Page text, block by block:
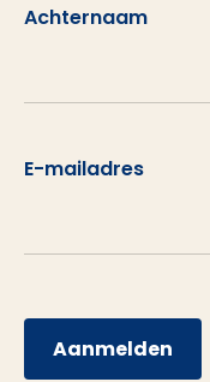
Achternaam
E-mailadres
Aanmelden